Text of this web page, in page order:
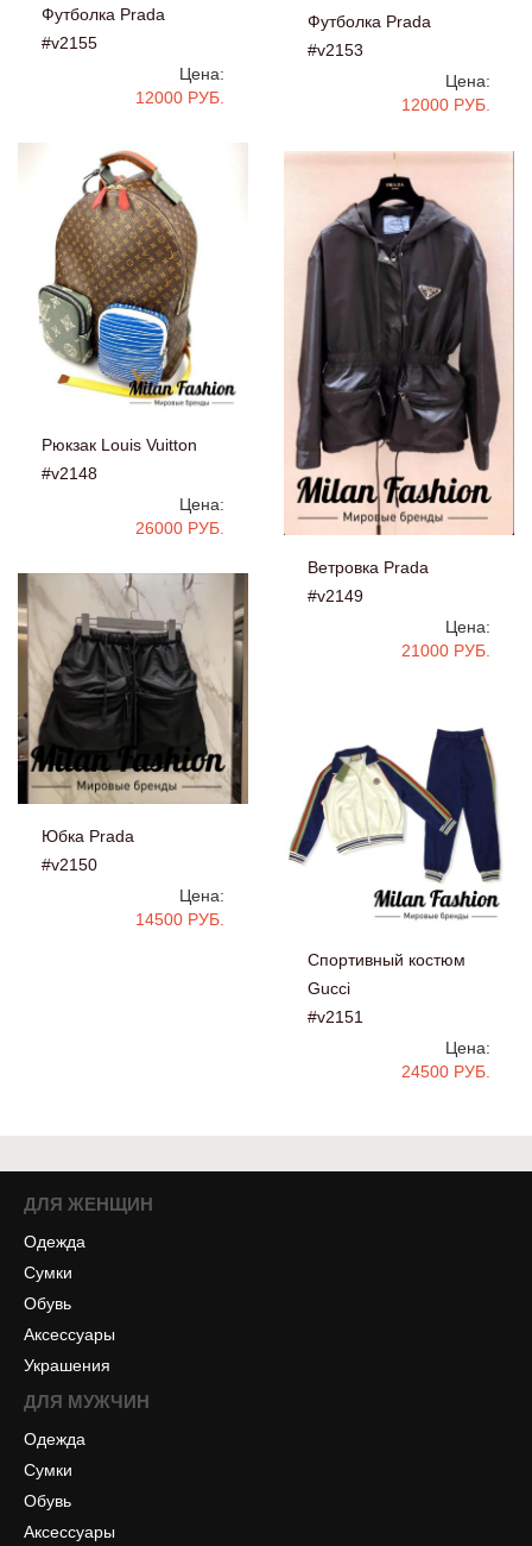
Футболка Prada
#v2155
Цена:
12000 РУБ.
Футболка Prada
#v2153
Цена:
12000 РУБ.
Рюкзак Louis Vuitton
#v2148
Цена:
26000 РУБ.
Ветровка Prada
#v2149
Цена:
21000 РУБ.
Юбка Prada
#v2150
Цена:
14500 РУБ.
Спортивный костюм
Gucci
#v2151
Цена:
24500 РУБ.
ДЛЯ ЖЕНЩИН
Одежда
Сумки
Обувь
Аксессуары
Украшения
ДЛЯ МУЖЧИН
Одежда
Сумки
Обувь
Аксессуары